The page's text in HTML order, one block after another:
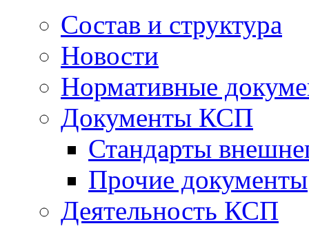
Состав и структура
Новости
Нормативные
Документы КСП
Стандарты
Прочие документы
Деятельность КСП